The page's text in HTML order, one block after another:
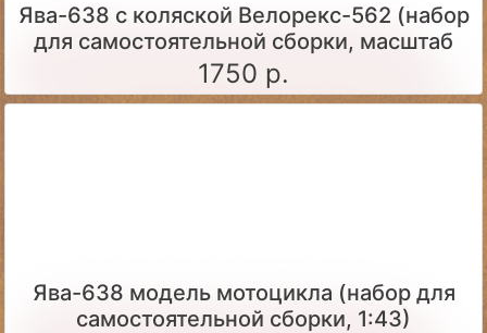
Ява-638 с коляской Велорекс-562 (набор
для самостоятельной сборки, масштаб
1:43)
1750 р.
Ява-638 модель мотоцикла (набор для
самостоятельной сборки, 1:43)